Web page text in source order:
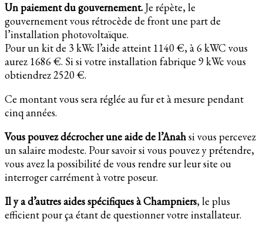
Un paiement du gouvernement. Je répète, le
gouvernement vous rétrocède de front une part de
l’installation photovoltaïque.
Pour un kit de 3 kWc l’aide atteint 1140 €, à 6 kWC vous
aurez 1686 €. Si si votre installation fabrique 9 kWc vous
obtiendrez 2520 €.
Ce montant vous sera réglée au fur et à mesure pendant
cinq années.
Vous pouvez décrocher une aide de l’Anahsi vous percevez
un salaire modeste. Pour savoir si vous pouvez y prétendre,
vous avez la possibilité de vous rendre sur leur site ou
interroger carrément à votre poseur.
Il y a d’autres aides spécifiques à Champniers, le plus
efficient pour ça étant de questionner votre installateur.